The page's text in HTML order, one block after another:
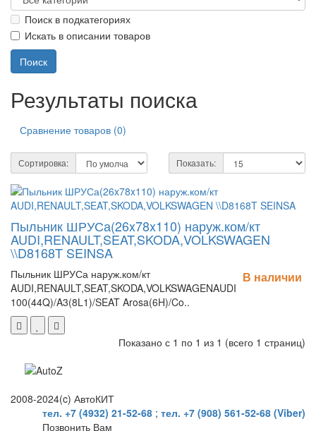
Поиск в подкатегориях
Искать в описании товаров
Результаты поиска
Сравнение товаров (0)
Сортировка: Показать:
Пыльник ШРУСа(26x78x110) наруж.ком/кт
AUDI,RENAULT,SEAT,SKODA,VOLKSWAGEN
\\D8168T SEINSA
Пыльник ШРУСа наруж.ком/кт
AUDI,RENAULT,SEAT,SKODA,VOLKSWAGENAUDI
100(44Q)/A3(8L1)/SEAT Arosa(6H)/Co..
В наличии
Показано с 1 по 1 из 1 (всего 1 страниц)
2008-2024(c) АвтоКИТ
тел. +7 (4932) 21-52-68 ; тел. +7 (908) 561-52-68 (Viber)
Позвонить Вам